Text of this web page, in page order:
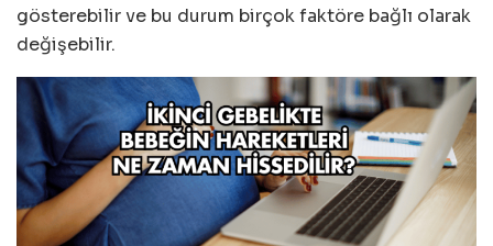
gösterebilir ve bu durum birçok faktöre bağlı olarak
değişebilir.